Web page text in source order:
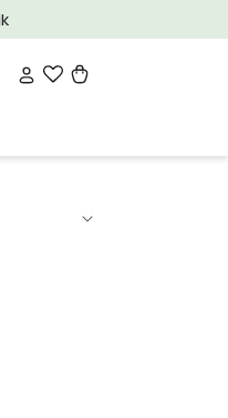
ind
Indkøbskurv